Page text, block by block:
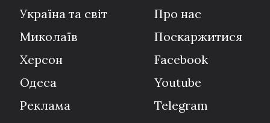
Україна та світ
Миколаїв
Херсон
Одеса
Реклама
Про нас
Поскаржитися
Facebook
Youtube
Telegram